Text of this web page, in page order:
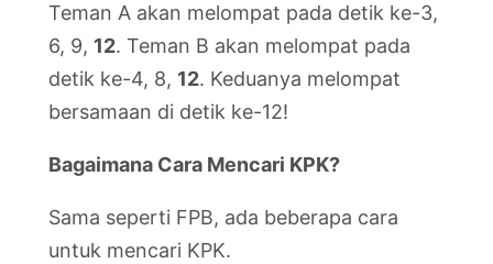
Teman A akan melompat pada detik ke-3,
6, 9, 12. Teman B akan melompat pada
detik ke-4, 8, 12. Keduanya melompat
bersamaan di detik ke-12!
Bagaimana Cara Mencari KPK?
Sama seperti FPB, ada beberapa cara
untuk mencari KPK.